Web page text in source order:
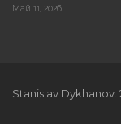
Май 11, 2026
Stanislav Dykhanov.